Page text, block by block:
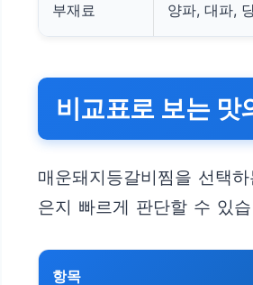
부재료 양파, 대파,
비교표로 보는 맛
매운돼지등갈비찜을 선택
은지 빠르게 판단할 수 있
항목